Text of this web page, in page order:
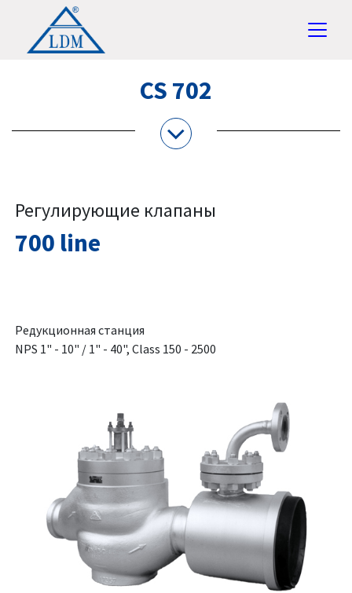
CS 702
Регулирующие клапаны
700 line
Редукционная станция
NPS 1" - 10" / 1" - 40", Class 150 - 2500